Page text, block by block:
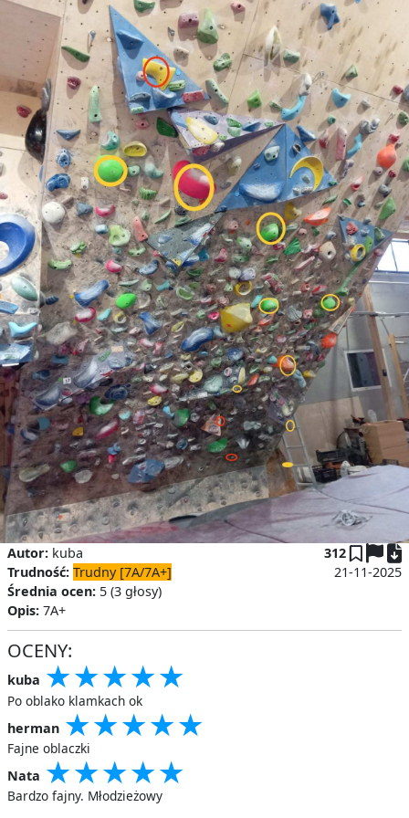
Autor: kuba
Trudność: Trudny [7A/7A+]
Średnia ocen: 5 (3 głosy)
312
21-11-2025
Opis: 7A+
OCENY:
kuba ★
★★
★★★
★★★★
★★★★★
Po oblako klamkach ok
herman ★
★★
★★★
★★★★
★★★★★
Fajne oblaczki
Nata ★
★★
★★★
★★★★
★★★★★
Bardzo fajny. Młodzieżowy